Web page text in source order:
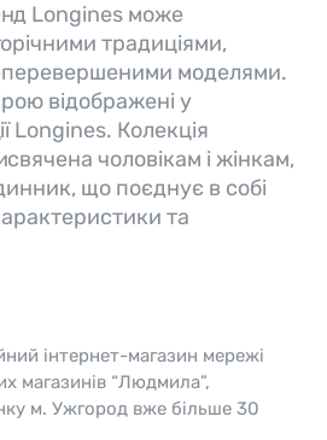
Longines може
традиціями,
моделями.
відображені у
Longines. Колекція
чоловікам і жінкам,
що поєднує в собі
та
інтернет-магазин мережі
магазинів “Людмила”,
м. Ужгород вже більше 30